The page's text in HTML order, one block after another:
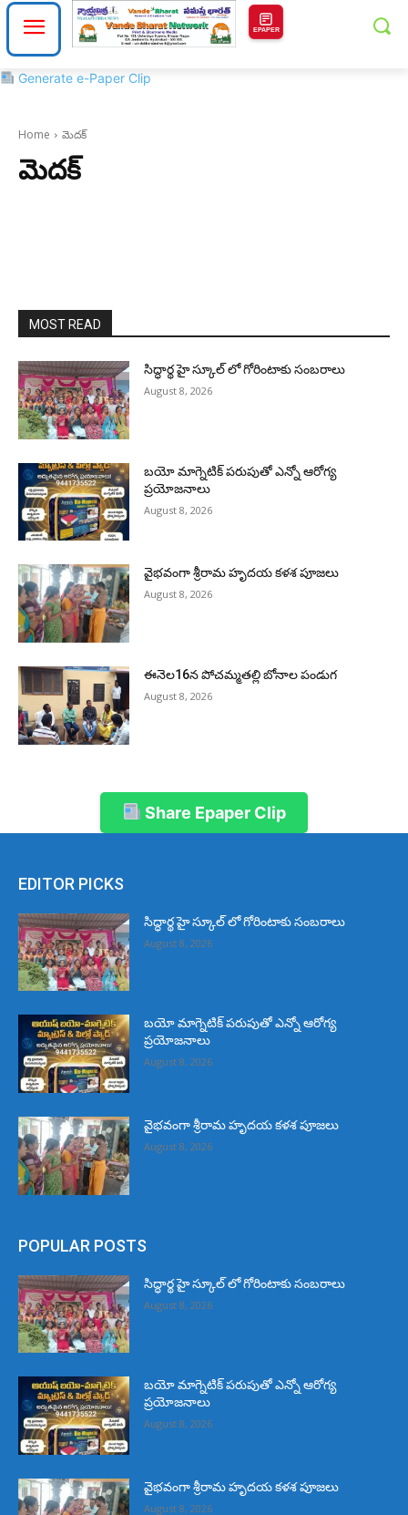
EPAPER
Generate e-Paper Clip
Home మెదక్
మెదక్
MOST READ
సిద్ధార్థ హై స్కూల్ లో గోరింటాకు సంబరాలు
August 8, 2026
బయో మాగ్నెటిక్ పరుపుతో ఎన్నో ఆరోగ్య
ప్రయోజనాలు
August 8, 2026
వైభవంగా శ్రీరామ హృదయ కళశ పూజలు
August 8, 2026
ఈనెల16న పోచమ్మతల్లి బోనాల పండుగ
August 8, 2026
Share Epaper Clip
EDITOR PICKS
సిద్ధార్థ హై స్కూల్ లో గోరింటాకు సంబరాలు
August 8, 2026
బయో మాగ్నెటిక్ పరుపుతో ఎన్నో ఆరోగ్య
ప్రయోజనాలు
August 8, 2026
వైభవంగా శ్రీరామ హృదయ కళశ పూజలు
August 8, 2026
POPULAR POSTS
సిద్ధార్థ హై స్కూల్ లో గోరింటాకు సంబరాలు
August 8, 2026
బయో మాగ్నెటిక్ పరుపుతో ఎన్నో ఆరోగ్య
ప్రయోజనాలు
August 8, 2026
వైభవంగా శ్రీరామ హృదయ కళశ పూజలు
August 8, 2026